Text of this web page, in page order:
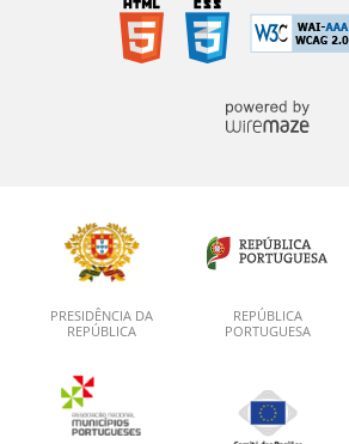
PRESIDÊNCIA DA
REPÚBLICA
REPÚBLICA
PORTUGUESA